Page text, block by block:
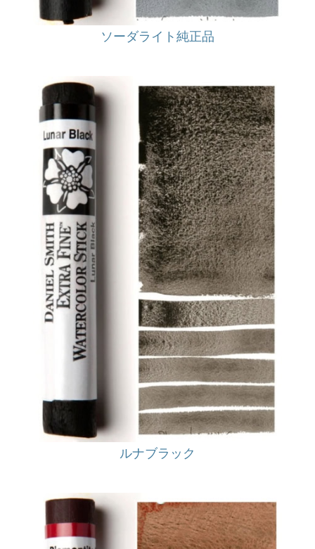
ソーダライト純正品
ルナブラック